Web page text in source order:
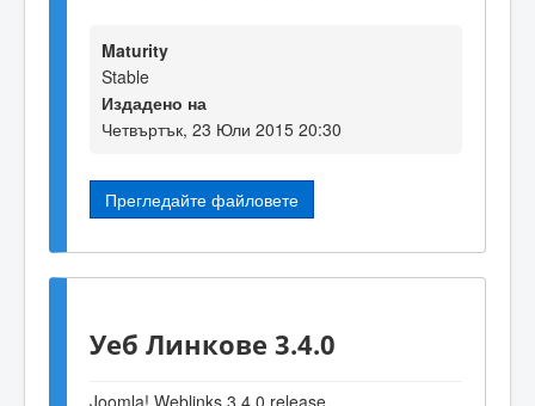
Maturity
Stable
Издадено на
Четвъртък, 23 Юли 2015 20:30
Прегледайте файловете
Уеб Линкове 3.4.0